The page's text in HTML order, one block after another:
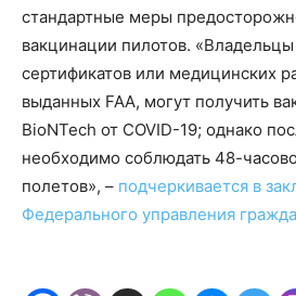
стандартные меры
вакцинации пилотов.
сертификатов или медицинских
выданных FAA, могут получить
BioNTech от COVID-19; однако
необходимо соблюдать 48-
полетов», – подчеркивается в
Федерального управления